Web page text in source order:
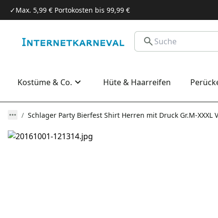
✓Max. 5,99 € Portokosten bis 99,99 €
Kostüme & Co. Hüte & Haarreifen
Schlager Party Bierfest Shirt Herren mit Druck Gr.M-XXXL